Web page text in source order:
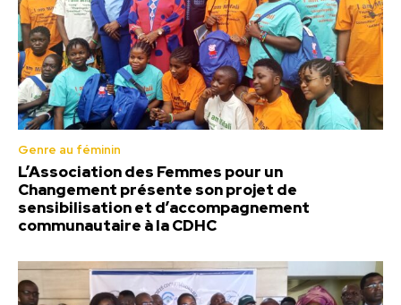
Genre au féminin
L’Association des Femmes pour un
Changement présente son projet de
sensibilisation et d’accompagnement
communautaire à la CDHC